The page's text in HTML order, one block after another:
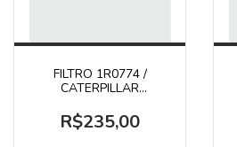
FILTRO 1R0774 /
CATERPILLAR
R$235,00